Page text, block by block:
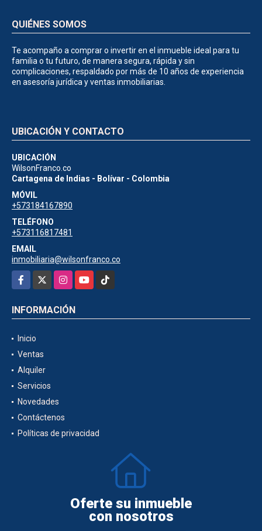
QUIÉNES SOMOS
Te acompaño a comprar o invertir en el inmueble ideal para tu
familia o tu futuro, de manera segura, rápida y sin
complicaciones, respaldado por más de 10 años de experiencia
en asesoría jurídica y ventas inmobiliarias.
UBICACIÓN Y CONTACTO
UBICACIÓN
WilsonFranco.co
Cartagena de Indias - Bolívar - Colombia
MÓVIL
+573184167890
TELÉFONO
+573116817481
EMAIL
inmobiliaria@wilsonfranco.co
Facebook
InstagramYouTubeTikTok
INFORMACIÓN
Inicio
Ventas
Alquiler
Servicios
Novedades
Contáctenos
Políticas de privacidad
Oferte su inmueble
con nosotros